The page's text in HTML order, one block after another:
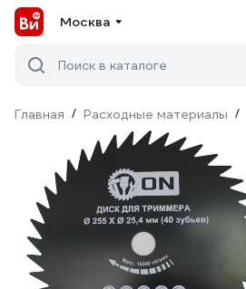
Москва
Поиск в каталоге
Главная / Расходные материалы /